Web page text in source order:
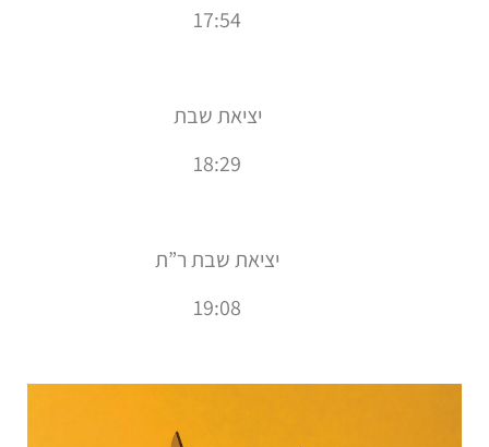
17:54
יציאת שבת
18:29
יציאת שבת ר”ת
19:08